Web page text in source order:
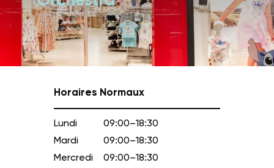
Horaires Normaux
Lundi
09:00–18:30
Mardi
09:00–18:30
Mercredi
09:00–18:30